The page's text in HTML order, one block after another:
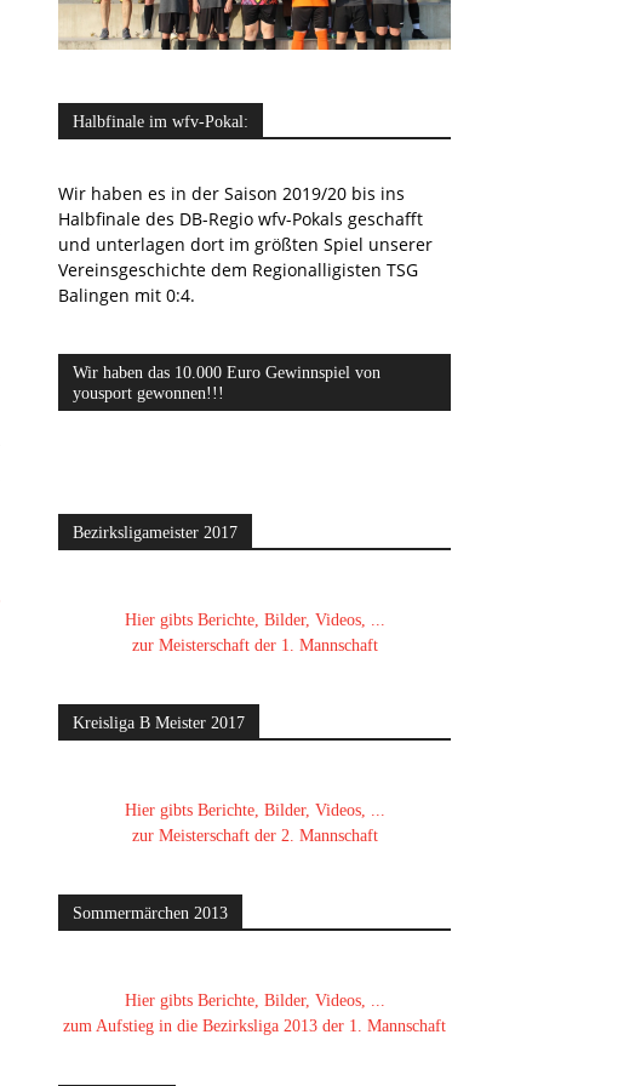
Halbfinale im wfv-Pokal:
Wir haben es in der Saison 2019/20 bis ins
Halbfinale des DB-Regio wfv-Pokals geschafft
und unterlagen dort im größten Spiel unserer
Vereinsgeschichte dem Regionalligisten TSG
Balingen mit 0:4.
Wir haben das 10.000 Euro Gewinnspiel von
yousport gewonnen!!!
Bezirksligameister 2017
Hier gibts Berichte, Bilder, Videos, ...
zur Meisterschaft der 1. Mannschaft
Kreisliga B Meister 2017
Hier gibts Berichte, Bilder, Videos, ...
zur Meisterschaft der 2. Mannschaft
Sommermärchen 2013
Hier gibts Berichte, Bilder, Videos, ...
zum Aufstieg in die Bezirksliga 2013 der 1. Mannschaft